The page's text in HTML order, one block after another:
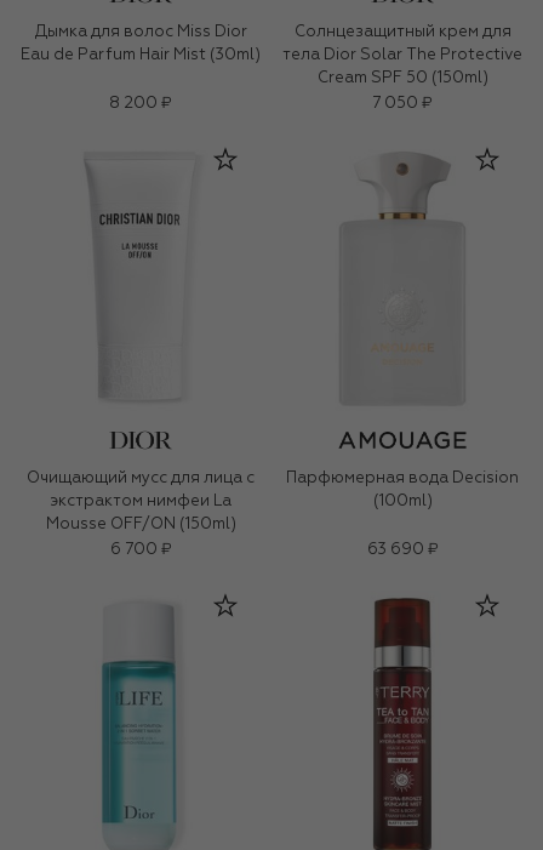
Дымка для волос Miss Dior
Eau de Parfum Hair Mist (30ml)
8 200 ₽
Солнцезащитный крем для
тела Dior Solar The Protective
Cream SPF 50 (150ml)
7 050 ₽
Очищающий мусс для лица с
экстрактом нимфеи La
Mousse OFF/ON (150ml)
6 700 ₽
Парфюмерная вода Decision
(100ml)
63 690 ₽